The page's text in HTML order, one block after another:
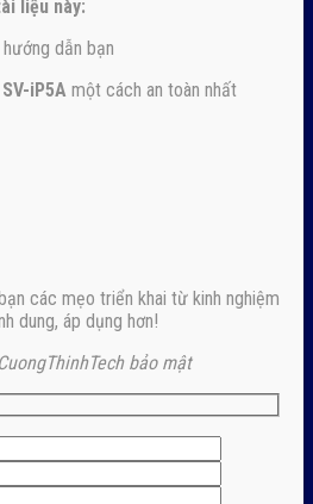
liệu này:
dẫn bạn
iP5A một cách an toàn nhất
các mẹo triển khai từ kinh nghiệm
dung, áp dụng hơn!
bảo mật